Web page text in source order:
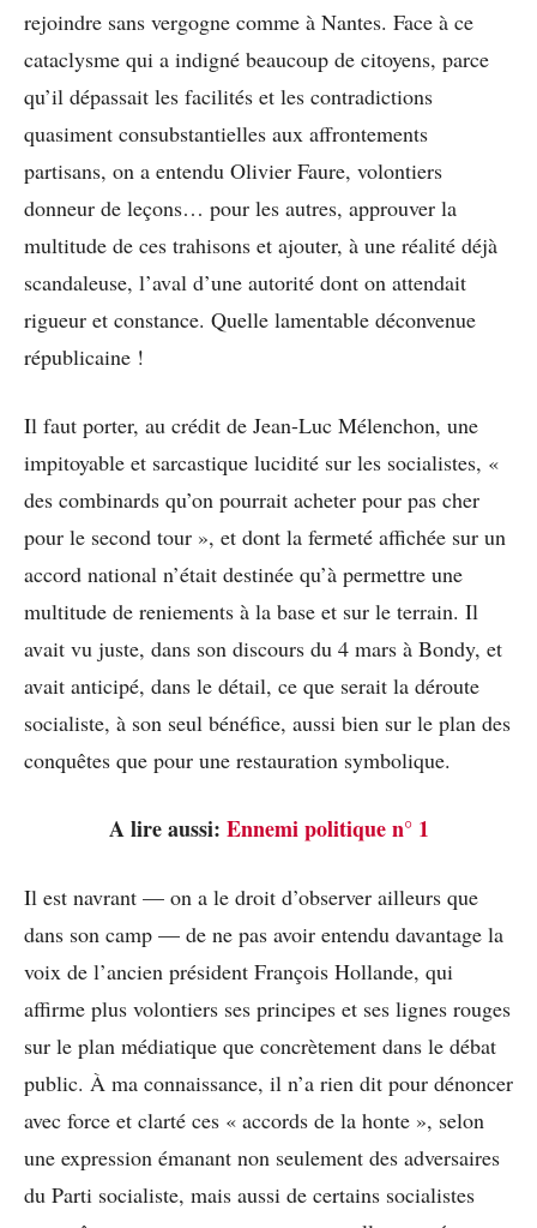
rejoindre sans vergogne comme à Nantes. Face à ce
cataclysme qui a indigné beaucoup de citoyens, parce
qu’il dépassait les facilités et les contradictions
quasiment consubstantielles aux affrontements
partisans, on a entendu Olivier Faure, volontiers
donneur de leçons… pour les autres, approuver la
multitude de ces trahisons et ajouter, à une réalité déjà
scandaleuse, l’aval d’une autorité dont on attendait
rigueur et constance. Quelle lamentable déconvenue
républicaine !
Il faut porter, au crédit de Jean-Luc Mélenchon, une
impitoyable et sarcastique lucidité sur les socialistes, «
des combinards qu’on pourrait acheter pour pas cher
pour le second tour », et dont la fermeté affichée sur un
accord national n’était destinée qu’à permettre une
multitude de reniements à la base et sur le terrain. Il
avait vu juste, dans son discours du 4 mars à Bondy, et
avait anticipé, dans le détail, ce que serait la déroute
socialiste, à son seul bénéfice, aussi bien sur le plan des
conquêtes que pour une restauration symbolique.
A lire aussi: Ennemi politique n° 1
Il est navrant — on a le droit d’observer ailleurs que
dans son camp — de ne pas avoir entendu davantage la
voix de l’ancien président François Hollande, qui
affirme plus volontiers ses principes et ses lignes rouges
sur le plan médiatique que concrètement dans le débat
public. À ma connaissance, il n’a rien dit pour dénoncer
avec force et clarté ces « accords de la honte », selon
une expression émanant non seulement des adversaires
du Parti socialiste, mais aussi de certains socialistes